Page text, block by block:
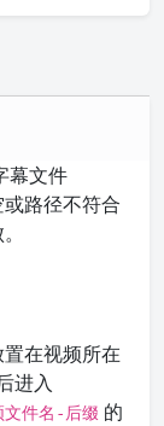
幕文件
路径不符合
在视频所在
进入
文件名-后缀 的